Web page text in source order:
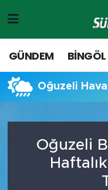
GÜNDEM BİNGÖL
Oğuzeli
Oğuzeli
Genç
Solhan
Adaklı-Kiğı
Merkez Hava
Merkez Trafik
Tüm Manşetler